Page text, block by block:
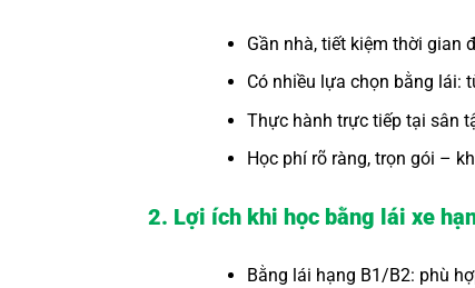
Gần nhà, tiết kiệm thời gian
Có nhiều lựa chọn bằng lái:
Thực hành trực tiếp tại sân
Học phí rõ ràng, trọn gói –
2. Lợi ích khi học bằng lái xe
Bằng lái hạng B1/B2: phù